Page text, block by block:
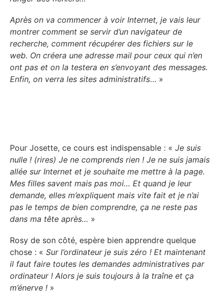
Après on va commencer à voir Internet, je vais leur
montrer comment se servir d’un navigateur de
recherche, comment récupérer des fichiers sur le
web. On créera une adresse mail pour ceux qui n’en
ont pas et on la testera en s’envoyant des messages.
Enfin, on verra les sites administratifs… »
Pour Josette, ce cours est indispensable : « Je suis
nulle ! (rires) Je ne comprends rien ! Je ne suis jamais
allée sur Internet et je souhaite me mettre à la page.
Mes filles savent mais pas moi… Et quand je leur
demande, elles m’expliquent mais vite fait et je n’ai
pas le temps de bien comprendre, ça ne reste pas
dans ma tête après… »
Rosy de son côté, espère bien apprendre quelque
chose : « Sur l’ordinateur je suis zéro ! Et maintenant
il faut faire toutes les demandes administratives par
ordinateur ! Alors je suis toujours à la traîne et ça
m’énerve ! »